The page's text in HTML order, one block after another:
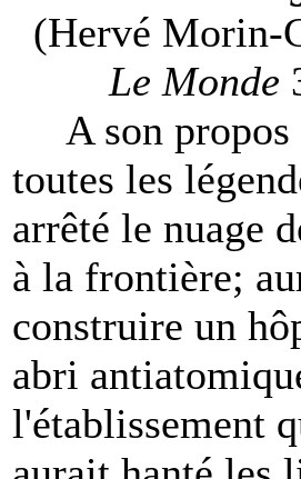
(Hervé Morin-
Le Monde
A son propos
toutes les
arrêté le nuage
à la frontière;
construire un
abri
l'établissement